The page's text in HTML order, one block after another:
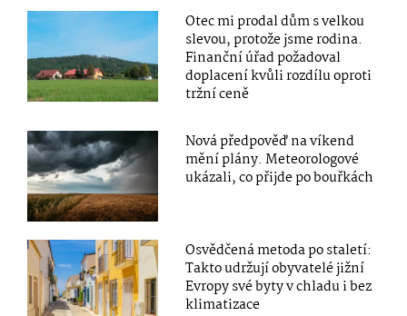
Otec mi prodal dům s velkou
slevou, protože jsme rodina.
Finanční úřad požadoval
doplacení kvůli rozdílu oproti
tržní ceně
Nová předpověď na víkend
mění plány. Meteorologové
ukázali, co přijde po bouřkách
Osvědčená metoda po staletí:
Takto udržují obyvatelé jižní
Evropy své byty v chladu i bez
klimatizace